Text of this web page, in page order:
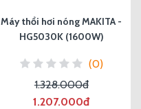
Máy thổi hơi nóng MAKITA -
HG5030K (1600W)
(0)
1.328.000đ
1.207.000đ